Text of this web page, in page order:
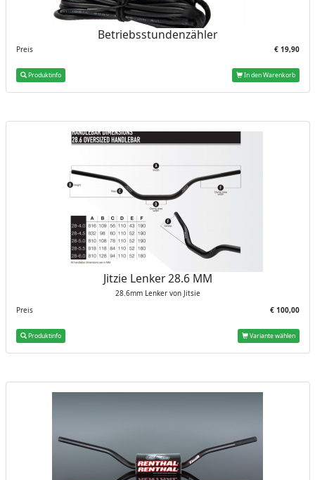
Betriebsstundenzähler
Preis € 19,90
Produktinfo In den Warenkorb
Jitzie Lenker 28.6 MM
28.6mm Lenker von Jitsie
Preis
€ 100,00
Produktinfo Variante wählen